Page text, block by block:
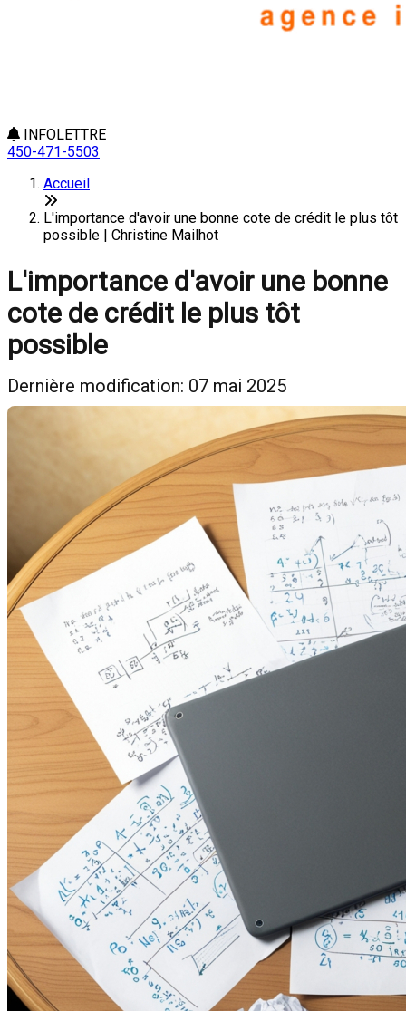
INFOLETTRE
450-471-5503
Accueil
L'importance d'avoir une bonne cote de crédit le plus tôt
possible | Christine Mailhot
L'importance d'avoir une bonne
cote de crédit le plus tôt
possible
Dernière modification: 07 mai 2025